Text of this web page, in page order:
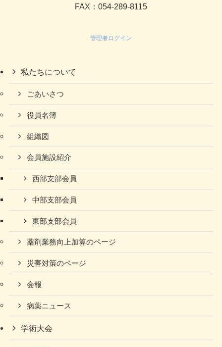
FAX：054-289-8115
管理者ログイン
私たちについて
ごあいさつ
役員名簿
組織図
会員施設紹介
西部支部会員
中部支部会員
東部支部会員
薬剤業務向上加算のページ
災害対策のページ
会報
病薬ニュース
学術大会